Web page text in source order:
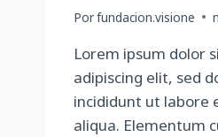
Porfundacion.visione
Lorem ipsum dolor
adipiscing elit, sed
incididunt ut labore
aliqua. Elementum